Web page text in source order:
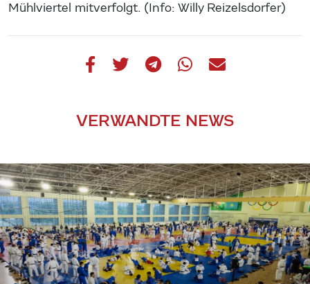
Mühlviertel mitverfolgt. (Info: Willy Reizelsdorfer)
VERWANDTE NEWS